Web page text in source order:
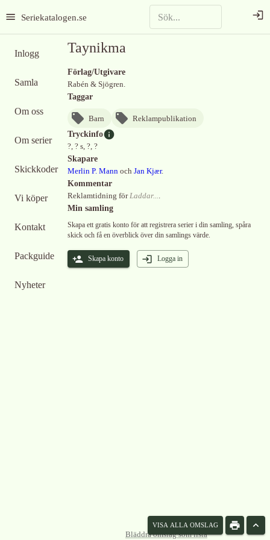
Seriekatalogen.se
Inlogg
Samla
Om oss
Om serier
Skickkoder
Vi köper
Kontakt
Packguide
Nyheter
Taynikma
Förlag/Utgivare
Rabén & Sjögren.
Taggar
Barn
Reklampublikation
Tryckinfo
?, ? s, ?, ?
Skapare
Merlin P. Mann och Jan Kjær.
Kommentar
Reklamtidning förLaddar....
Min samling
Skapa ett gratis konto för att registrera serier i din samling, spåra
skick och få en överblick över din samlings värde.
Skapa konto Logga in
VISA ALLA OMSLAG
Bläddra omslag som lista